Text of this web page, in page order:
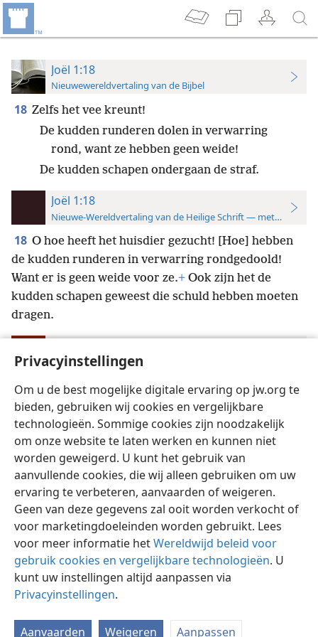
Privacyinstellingen
Om u de best mogelijke digitale ervaring op jw.org te
bieden, gebruiken wij cookies en vergelijkbare
technologieën. Sommige cookies zijn noodzakelijk
om onze website te laten werken en kunnen niet
worden geweigerd. U kunt het gebruik van
aanvullende cookies, die wij alleen gebruiken om uw
ervaring te verbeteren, aanvaarden of weigeren.
Geen van deze gegevens zal ooit worden verkocht of
voor marketingdoeleinden worden gebruikt. Lees
voor meer informatie hetWereldwijd beleid voor
gebruik cookies en vergelijkbare technologieën. U
kunt uw instellingen altijd aanpassen via
Privacyinstellingen.
Aanvaarden Weigeren Aanpassen
Joël 1:18
Nieuwewereldvertaling van de Bijbel
18 Zelfs het vee kreunt!
De kudden runderen dolen in verwarring
rond, want ze hebben geen weide!
De kudden schapen ondergaan de straf.
Joël 1:18
Nieuwe-Wereldvertaling van de Heilige Schrift — met
18 O hoe heeft het huisdier gezucht! [Hoe] hebben
de kudden runderen in verwarring rondgedoold!
Want er is geen weide voor ze.+ Ook zijn het de
kudden schapen geweest die schuld hebben moeten
dragen.
Index van Wachttoren-publikaties 1946-1985
1:18 ns 139
Nederlands Instellingen
Copyright © 2026 Watch Tower Bible and Tract Society of Pennsylvania
Gebruiksvoorwaarden Privacybeleid
Privacyinstellingen
Inloggen